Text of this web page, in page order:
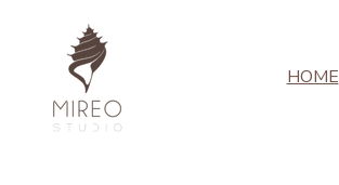
HOME